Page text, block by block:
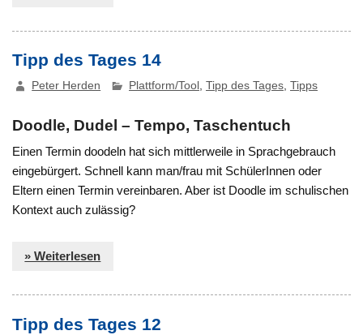
Tipp des Tages 14
Peter Herden Plattform/Tool ,Tipp des Tages ,Tipps
Doodle, Dudel – Tempo, Taschentuch
Einen Termin doodeln hat sich mittlerweile in Sprachgebrauch
eingebürgert. Schnell kann man/frau mit SchülerInnen oder
Eltern einen Termin vereinbaren. Aber ist Doodle im schulischen
Kontext auch zulässig?
» Weiterlesen
Tipp des Tages 12